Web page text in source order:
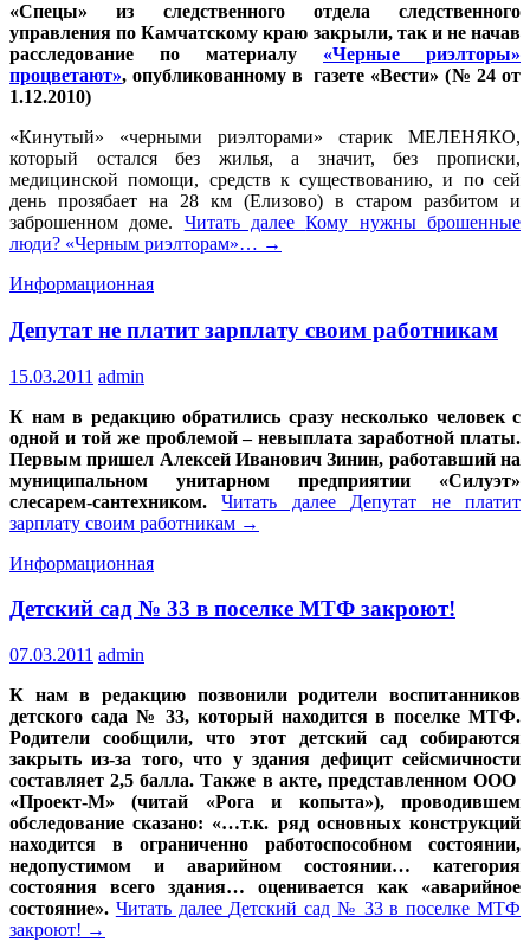
«Спецы» из следственного отдела следственного
управления по Камчатскому краю закрыли, так и не начав
расследование по материалу «Черные риэлторы»
процветают», опубликованному в газете «Вести» (№ 24 от
1.12.2010)
«Кинутый» «черными риэлторами» старик МЕЛЕНЯКО,
который остался без жилья, а значит, без прописки,
медицинской помощи, средств к существованию, и по сей
день прозябает на 28 км (Елизово) в старом разбитом и
заброшенном доме. Читать далееКому нужны брошенные
люди? «Черным риэлторам»… →
Информационная
Депутат не платит зарплату своим работникам
15.03.2011 admin
К нам в редакцию обратились сразу несколько человек с
одной и той же проблемой – невыплата заработной платы.
Первым пришел Алексей Иванович Зинин, работавший на
муниципальном унитарном предприятии «Силуэт»
слесарем-сантехником.Читать далее Депутат не платит
зарплату своим работникам →
Информационная
Детский сад № 33 в поселке МТФ закроют!
07.03.2011 admin
К нам в редакцию позвонили родители воспитанников
детского сада № 33, который находится в поселке МТФ.
Родители сообщили, что этот детский сад собираются
закрыть из-за того, что у здания дефицит сейсмичности
составляет 2,5 балла. Также в акте, представленном ООО
«Проект-М» (читай «Рога и копыта»), проводившем
обследование сказано: «…т.к. ряд основных конструкций
находится в ограниченно работоспособном состоянии,
недопустимом и аварийном состоянии… категория
состояния всего здания… оценивается как «аварийное
состояние». Читать далее Детский сад № 33 в поселке МТФ
закроют! →